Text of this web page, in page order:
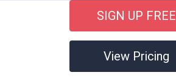
SIGN UP FREE
View Pricing